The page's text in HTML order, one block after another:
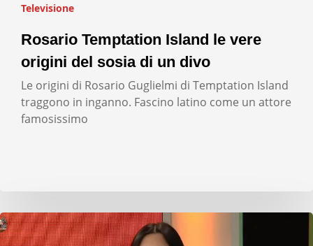
Televisione
Rosario Temptation Island le vere
origini del sosia di un divo
Le origini di Rosario Guglielmi di Temptation Island
traggono in inganno. Fascino latino come un attore
famosissimo